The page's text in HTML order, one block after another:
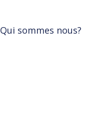
Qui sommes nous?